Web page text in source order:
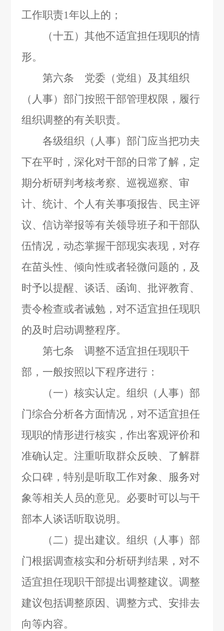
工作职责1年以上的；
（十五）其他不适宜担任现职的情
形。
第六条 党委（党组）及其组织
（人事）部门按照干部管理权限，履行
组织调整的有关职责。
各级组织（人事）部门应当把功夫
下在平时，深化对干部的日常了解，定
期分析研判考核考察、巡视巡察、审
计、统计、个人有关事项报告、民主评
议、信访举报等有关领导班子和干部队
伍情况，动态掌握干部现实表现，对存
在苗头性、倾向性或者轻微问题的，及
时予以提醒、谈话、函询、批评教育、
责令检查或者诫勉，对不适宜担任现职
的及时启动调整程序。
第七条 调整不适宜担任现职干
部，一般按照以下程序进行：
（一）核实认定。组织（人事）部
门综合分析各方面情况，对不适宜担任
现职的情形进行核实，作出客观评价和
准确认定。注重听取群众反映、了解群
众口碑，特别是听取工作对象、服务对
象等相关人员的意见。必要时可以与干
部本人谈话听取说明。
（二）提出建议。组织（人事）部
门根据调查核实和分析研判结果，对不
适宜担任现职干部提出调整建议。调整
建议包括调整原因、调整方式、安排去
向等内容。